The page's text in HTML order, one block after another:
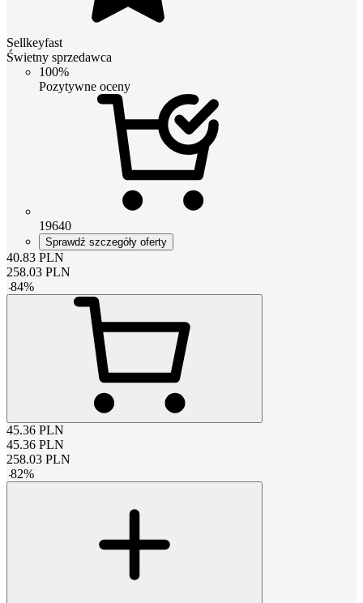
Sellkeyfast
Świetny sprzedawca
100%
Pozytywne oceny
19640
Sprawdź szczegóły oferty
40.83 PLN
258.03 PLN
-84%
45.36 PLN
45.36 PLN
258.03 PLN
-82%